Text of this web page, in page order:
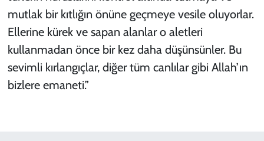
mutlak bir kıtlığın önüne geçmeye vesile oluyorlar.
Ellerine kürek ve sapan alanlar o aletleri
kullanmadan önce bir kez daha düşünsünler. Bu
sevimli kırlangıçlar, diğer tüm canlılar gibi Allah’ın
bizlere emaneti.”